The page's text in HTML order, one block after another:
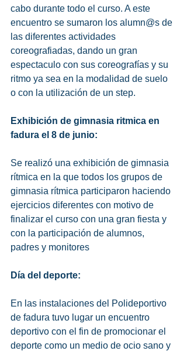
cabo durante todo el curso. A este
encuentro se sumaron los alumn@s de
las diferentes actividades
coreografiadas, dando un gran
espectaculo con sus coreografías y su
ritmo ya sea en la modalidad de suelo
o con la utilización de un step.
Exhibición de gimnasia ritmica en
fadura el 8 de junio:
Se realizó una exhibición de gimnasia
rítmica en la que todos los grupos de
gimnasia rítmica participaron haciendo
ejercicios diferentes con motivo de
finalizar el curso con una gran fiesta y
con la participación de alumnos,
padres y monitores
Día del deporte:
En las instalaciones del Polideportivo
de fadura tuvo lugar un encuentro
deportivo con el fin de promocionar el
deporte como un medio de ocio sano y